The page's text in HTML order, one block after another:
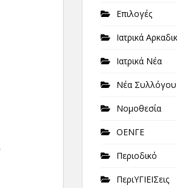
Επιλογές
Ιατρικά
Ιατρικά Νέα
Νέα Συλλόγου
Νομοθεσία
ΟΕΝΓΕ
Περιοδικό
ΠεριΥΓΙΕΙΣεις